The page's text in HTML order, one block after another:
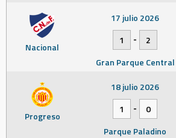
Nacional
17 julio 2026
1
-
2
Gran Parque Central
Progreso
18 julio 2026
1
-
0
Parque Paladino